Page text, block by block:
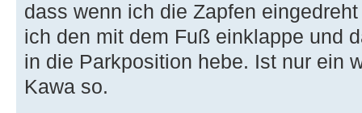
dass wenn ich die Zapfen
ich den mit dem Fuß einklappe und
in die Parkposition hebe. Ist nur ein
Kawa so.